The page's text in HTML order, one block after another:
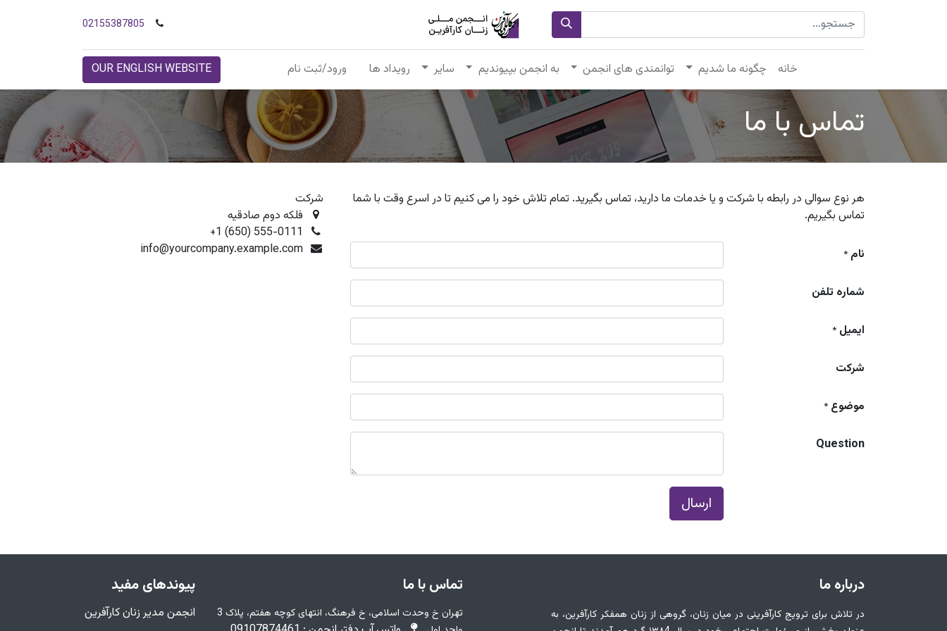
02155387805
خانه چگونه ما شدیم توانمندی های انجمن به انجمن بپیوندیم سایر رویداد ها ورود/ثبت نام OUR ENGLISH WEBSITE
تماس با ما
هر نوع سوالی در رابطه با شرکت و یا خدمات ما دارید، تماس بگیرید. تمام تلاش خود را می کنیم تا در اسرع وقت با شما
تماس بگیریم.
نام *
شماره تلفن
ایمیل *
شرکت
موضوع *
Question
ارسال
شرکت
فلکه دوم صادقیه
+1 (650) 555-0111
info@yourcompany.example.com
درباره ما
در تلاش برای ترویج کارآفرینی در میان زنان، گروهی از زنان همفکر کارآفرین، به
تماس با ما
تهران خ وحدت اسلامی، خ فرهنگ، انتهای کوچه هفتم، پلاک 3
پیوندهای مفید
انجمن مدیر زنان کارآفرین